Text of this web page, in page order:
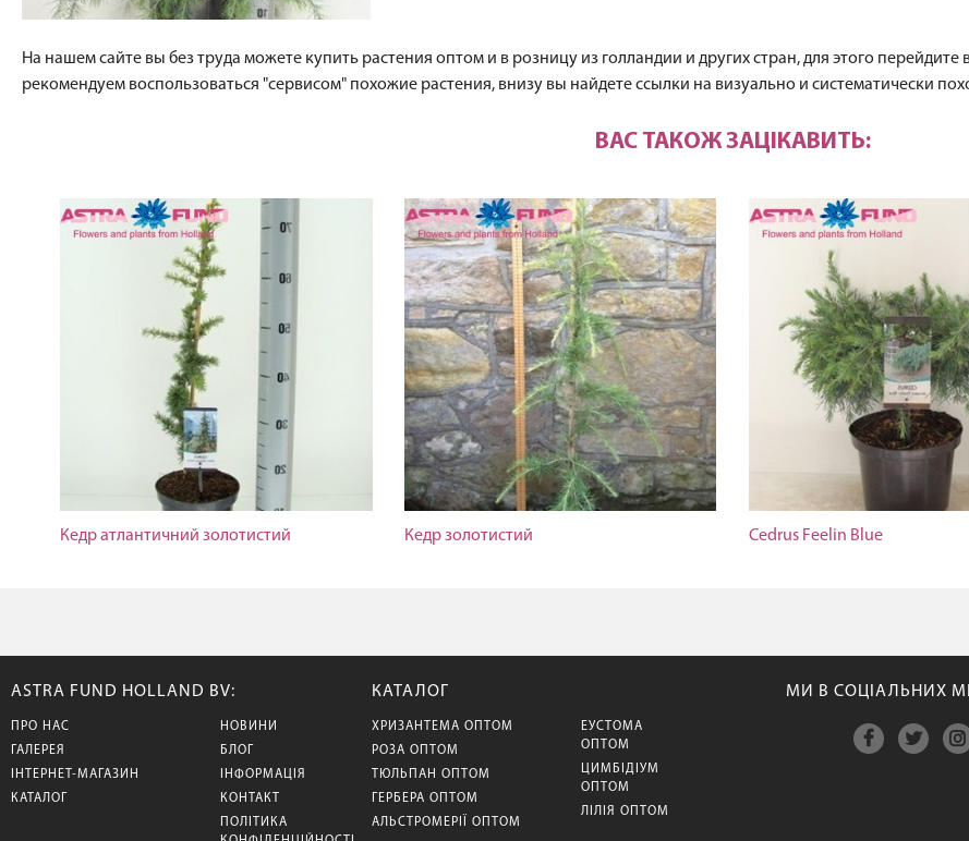
На нашем сайте вы без труда можете купить растения оптом и в розницу из голландии и других стран, для этого
рекомендуем воспользоваться "сервисом" похожие растения, внизу вы найдете ссылки на визуально и систематически
ВАС ТАКОЖ ЗАЦІКАВИТЬ:
Кедр атлантичний золотистий Кедр золотистий Cedrus Feelin Blue
ASTRA FUND HOLLAND BV:
ПРО НАС
ГАЛЕРЕЯ
ІНТЕРНЕТ-МАГАЗИН
КАТАЛОГ
НОВИНИ
БЛОГ
ІНФОРМАЦІЯ
КОНТАКТ
ПОЛІТИКА
КАТАЛОГ
ХРИЗАНТЕМА ОПТОМ
РОЗА ОПТОМ
ТЮЛЬПАН ОПТОМ
ГЕРБЕРА ОПТОМ
АЛЬСТРОМЕРІЇ ОПТОМ
ЕУСТОМА
ОПТОМ
ЦИМБІДІУМ
ОПТОМ
ЛІЛІЯ ОПТОМ
МИ В СОЦІАЛЬНИХ